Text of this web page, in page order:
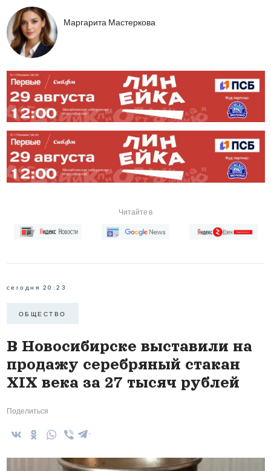
Маргарита Мастеркова
Читайте в
сегодня 20:23
ОБЩЕСТВО
В Новосибирске выставили на
продажу серебряный стакан
XIX века за 27 тысяч рублей
Поделиться